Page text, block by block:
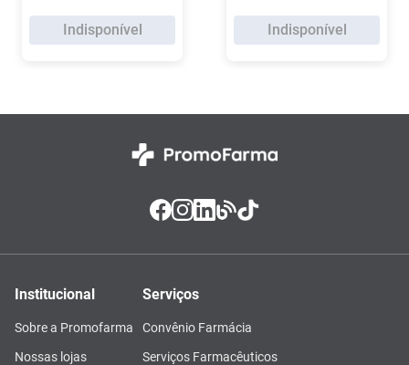
Indisponível Indisponível
Institucional
Sobre a Promofarma
Nossas lojas
Serviços
Convênio Farmácia
Serviços Farmacêuticos